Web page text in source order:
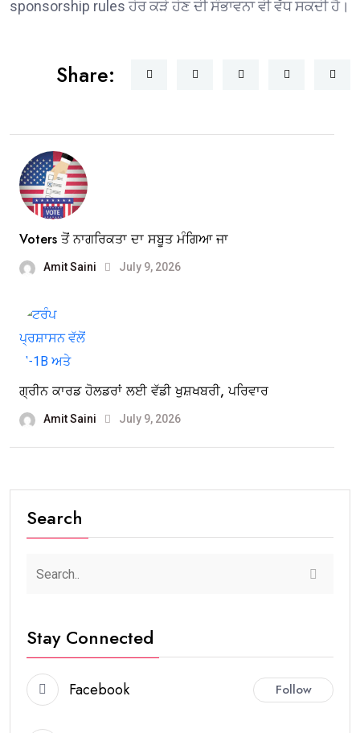
sponsorship rules ਹੋਰ ਕੜੇ ਹੋਣ ਦੀ ਸੰਭਾਵਨਾ ਵੀ ਵੱਧ ਸਕਦੀ ਹੈ।
Share:
Voters ਤੋਂ ਨਾਗਰਿਕਤਾ ਦਾ ਸਬੂਤ ਮੰਗਿਆ ਜਾ
Amit Saini July 9, 2026
ਗ੍ਰੀਨ ਕਾਰਡ ਹੋਲਡਰਾਂ ਲਈ ਵੱਡੀ ਖੁਸ਼ਖਬਰੀ, ਪਰਿਵਾਰ
Amit Saini July 9, 2026
Search
Stay Connected
Facebook Follow